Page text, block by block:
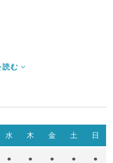
水 木 金 土 日
● ● ● ● ●